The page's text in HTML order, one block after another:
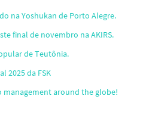
na Yoshukan de Porto Alegre.
final de novembro na AKIRS.
de Teutônia.
2025 da FSK
management around the globe!